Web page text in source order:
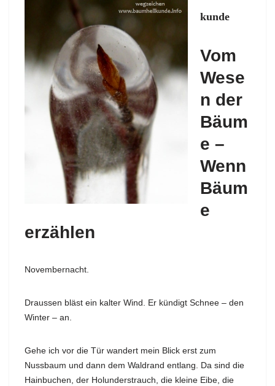
kunde
Vom
Wese
n der
Bäum
e –
Wenn
Bäum
e
erzählen
Novembernacht.
Draussen bläst ein kalter Wind. Er kündigt Schnee – den
Winter – an.
Gehe ich vor die Tür wandert mein Blick erst zum
Nussbaum und dann dem Waldrand entlang. Da sind die
Hainbuchen, der Holunderstrauch, die kleine Eibe, die